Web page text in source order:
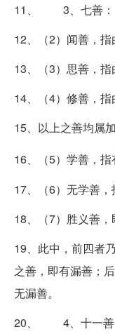
11、 3、七善：（
12、（2）闻善，指
13、（3）思善，指
14、（4）修善，指
15、以上之善均属加
16、（5）学善，指
17、（6）无学善，
18、（7）胜义善，
19、此中，前四者
之善，即有漏善；
无漏善。
20、 4、十一善